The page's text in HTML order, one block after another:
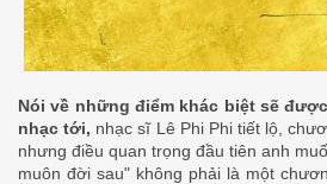
Nói về những điểm khác biệt sẽ
nhạc tới, nhạc sĩ Lê Phi Phi tiết lộ,
nhưng điều quan trọng đầu tiên anh
muôn đời sau" không phải là một